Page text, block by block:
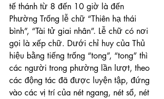
tế thánh từ 8 đến 10 giờ là đến
Phường Trống lễ chữ “Thiên hạ thái
bình”, “Tài tử giai nhân”. Lễ chữ có nơi
gọi là xếp chữ. Dưới chỉ huy của Thủ
hiệu bằng tiếng trống “tong”, “tong” thì
các người trong phường lần lượt, theo
các động tác đã được luyện tập, đứng
vào các vị trí của nét ngang, nét sổ, nét